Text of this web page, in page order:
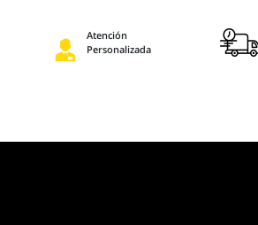
Atención
Personalizada